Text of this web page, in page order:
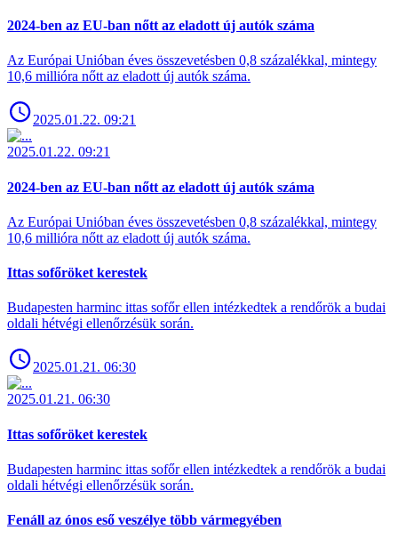
2024-ben az EU-ban nőtt az eladott új autók száma
Az Európai Unióban éves összevetésben 0,8 százalékkal, mintegy
10,6 millióra nőtt az eladott új autók száma.
2025.01.22. 09:21
2025.01.22. 09:21
2024-ben az EU-ban nőtt az eladott új autók száma
Az Európai Unióban éves összevetésben 0,8 százalékkal, mintegy
10,6 millióra nőtt az eladott új autók száma.
Ittas sofőröket kerestek
Budapesten harminc ittas sofőr ellen intézkedtek a rendőrök a budai
oldali hétvégi ellenőrzésük során.
2025.01.21. 06:30
2025.01.21. 06:30
Ittas sofőröket kerestek
Budapesten harminc ittas sofőr ellen intézkedtek a rendőrök a budai
oldali hétvégi ellenőrzésük során.
Fenáll az ónos eső veszélye több vármegyében